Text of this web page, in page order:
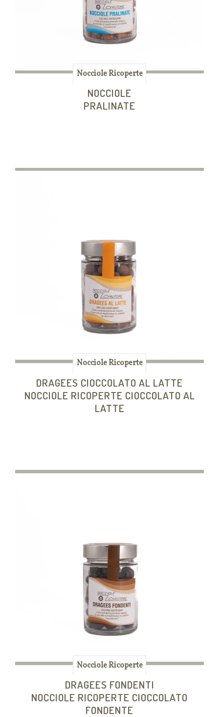
Nocciole Ricoperte
NOCCIOLE
PRALINATE
Nocciole Ricoperte
DRAGEES CIOCCOLATO AL LATTE
NOCCIOLE RICOPERTE CIOCCOLATO AL
LATTE
Nocciole Ricoperte
DRAGEES FONDENTI
NOCCIOLE RICOPERTE CIOCCOLATO
FONDENTE